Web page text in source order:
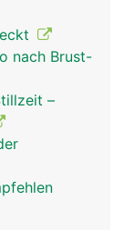
nach Brust-
–